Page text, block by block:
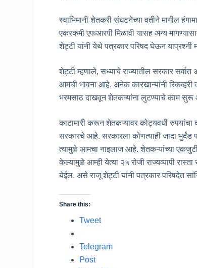
स्वाभिमानी शेतकरी संघटनेच्या वतीने मागील
एकरकमी एफआरपी मिळावी यासह अन्य
शेट्टी यांनी येथे पत्रकार परिषद घेऊन याप्रश्नी
शेट्टी म्हणाले, सध्याचे राज्यातील सरकार
आमची भावना आहे. अनेक कारखान्यांनी
भरमसाठ दाखवून शेतकऱ्यांना लुटण्याचे काम सुरू
काटामारी करून शेतकऱ्यावर कोट्यवधी
सरकारचे आहे. सरकारला कोणत्याही जादा भुर्दंड
त्यामुळे आमचा नाइलाज आहे. शेतकऱ्यांच्या
केल्यामुळे आम्ही येत्या २५ रोजी राज्यव्यापी
येईल. असे राजू शेट्टी यांनी पत्रकार परिषदेत
Share this:
Tweet
Telegram
Post